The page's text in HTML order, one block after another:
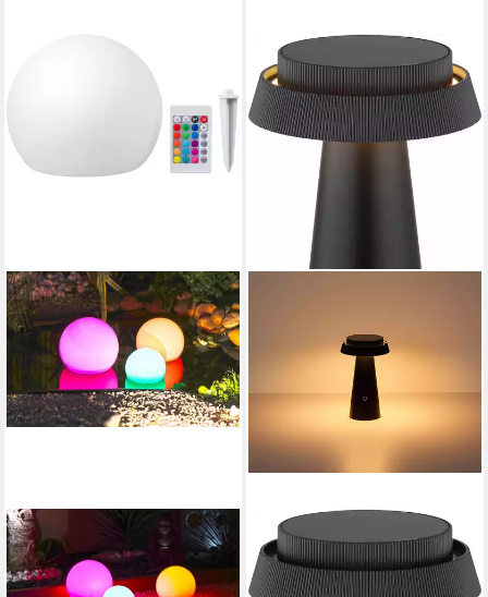
UBBINK
LED Gartenleuchte
MultiBright Solar Float 20
OTTO HOME
LED Solarleuchte Tirria
Akkuleuchte